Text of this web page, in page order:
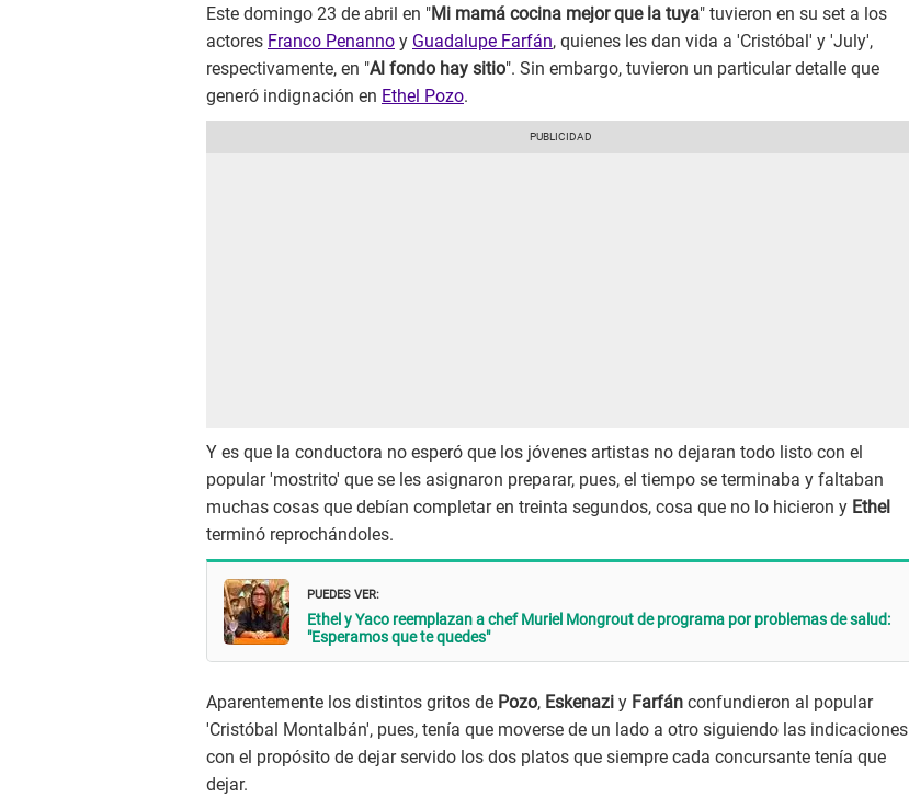
Este domingo 23 de abril en "Mi mamá cocina mejor que la tuya" tuvieron en su set a los
actores Franco Penanno y Guadalupe Farfán, quienes les dan vida a 'Cristóbal' y 'July',
respectivamente, en "Al fondo hay sitio". Sin embargo, tuvieron un particular detalle que
generó indignación en Ethel Pozo.
Y es que la conductora no esperó que los jóvenes artistas no dejaran todo listo con el
popular 'mostrito' que se les asignaron preparar, pues, el tiempo se terminaba y faltaban
muchas cosas que debían completar en treinta segundos, cosa que no lo hicieron y Ethel
terminó reprochándoles.
PUEDES VER:
Ethel y Yaco reemplazan a chef Muriel Mongrout de programa por problemas de salud:
"Esperamos que te quedes"
Aparentemente los distintos gritos de Pozo, Eskenazi y Farfán confundieron al popular
'Cristóbal Montalbán', pues, tenía que moverse de un lado a otro siguiendo las indicaciones
con el propósito de dejar servido los dos platos que siempre cada concursante tenía que
dejar.